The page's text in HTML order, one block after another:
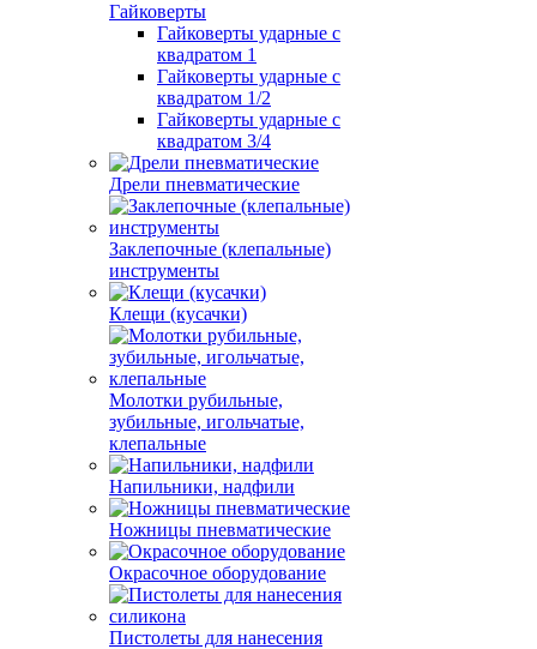
Гайковерты
Гайковерты ударные с
квадратом 1
Гайковерты ударные с
квадратом 1/2
Гайковерты ударные с
квадратом 3/4
Дрели пневматические
Заклепочные (клепальные)
инструменты
Клещи (кусачки)
Молотки рубильные,
зубильные, игольчатые,
клепальные
Напильники, надфили
Ножницы пневматические
Окрасочное оборудование
Пистолеты для нанесения